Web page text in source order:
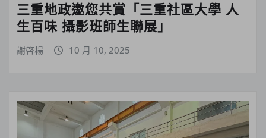
三重地政邀您共賞「三重社區大學 人
生百味 攝影班師生聯展」
謝啓楊 10 月 10, 2025